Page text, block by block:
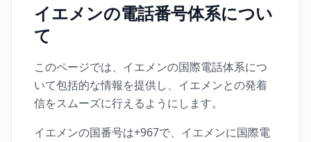
イエメンの電話番号体系につい
て
このページでは、イエメンの国際電話体系につ
いて包括的な情報を提供し、イエメンとの発着
信をスムーズに行えるようにします。
イエメンの国番号は+967で、イエメンに国際電